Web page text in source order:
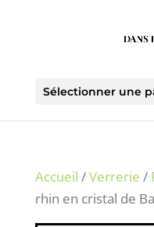
Sélectionner une
Accueil /Verrerie /
rhin en cristal de